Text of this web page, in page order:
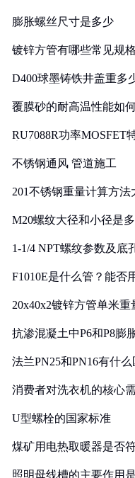
膨胀螺丝尺寸是多少
镀锌方管有哪些常见规
D400球墨铸铁井盖重多
覆膜砂的耐高温性能如
RU7088R功率MOSFET
不锈钢通风 管道施工
201不锈钢重量计算方法
M20螺纹大径和小径是
1-1/4 NPT螺纹参数及底
F1010E是什么管？能否
20x40x2镀锌方管单米
抗渗混凝土中P6和P8膨
法兰PN25和PN16有什么
消费者对洗衣机的核心
U型螺栓的国家标准
煤矿用电热取暖器是否
照明母线槽的主要作用